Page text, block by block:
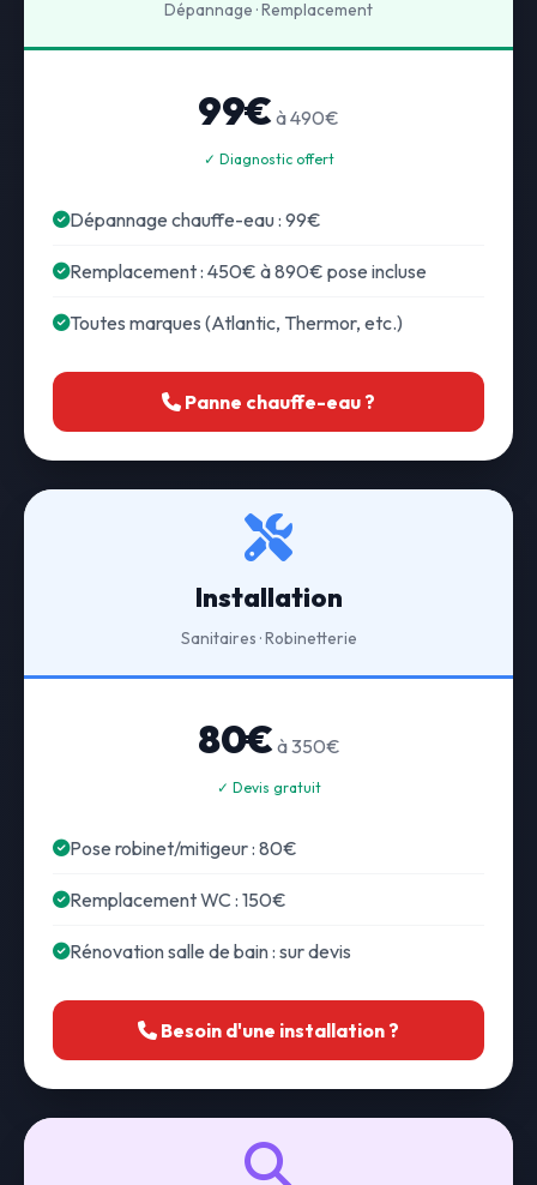
Dépannage · Remplacement
99€ à 490€
✓ Diagnostic offert
Dépannage chauffe-eau : 99€
Remplacement : 450€ à 890€ pose incluse
Toutes marques (Atlantic, Thermor, etc.)
Panne chauffe-eau ?
Installation
Sanitaires · Robinetterie
80€ à 350€
✓ Devis gratuit
Pose robinet/mitigeur : 80€
Remplacement WC : 150€
Rénovation salle de bain : sur devis
Besoin d'une installation ?